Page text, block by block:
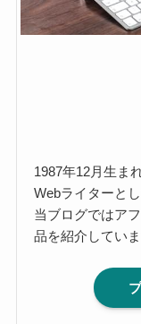
1987年12月生ま
Webライターと
当ブログではア
品を紹介していま